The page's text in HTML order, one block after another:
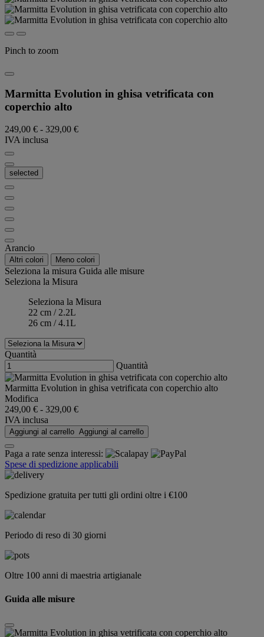
Pinch to zoom
Marmitta Evolution in ghisa vetrificata con
coperchio alto
249,00 € - 329,00 €
IVA inclusa
selected
Arancio
Altri colori Meno colori
Seleziona la misura Guida alle misure
Seleziona la Misura
Seleziona la Misura
22 cm / 2.2L
26 cm / 4.1L
Quantità
Quantità
Marmitta Evolution in ghisa vetrificata con coperchio alto
Modifica
249,00 € - 329,00 €
IVA inclusa
Aggiungi al carrello Aggiungi al carrello
Paga a rate senza interessi:
Spese di spedizione applicabili
Spedizione gratuita per tutti gli ordini oltre i €100
Periodo di reso di 30 giorni
Oltre 100 anni di maestria artigianale
Guida alle misure